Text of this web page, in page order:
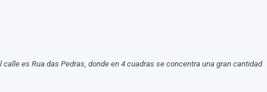
calle es Rua das Pedras, donde en 4 cuadras se concentra una gran cantidad